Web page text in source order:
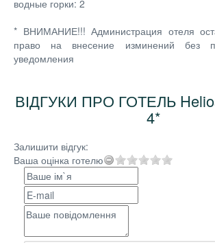
водные горки: 2
* ВНИМАНИЕ!!! Администрация отеля
право на внесение изминений без
уведомления
ВІДГУКИ ПРО ГОТЕЛЬ
4*
Залишити відгук:
Ваша оцінка готелю